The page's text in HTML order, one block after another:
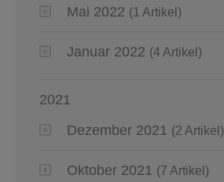
Mai 2022 (1 Artikel)
Januar 2022 (4 Artikel)
2021
Dezember 2021 (2 Artikel)
Oktober 2021 (7 Artikel)